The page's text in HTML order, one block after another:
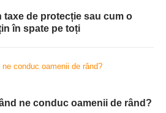
taxe de protecție sau cum o
în spate pe toți
ne conduc oamenii de rând?